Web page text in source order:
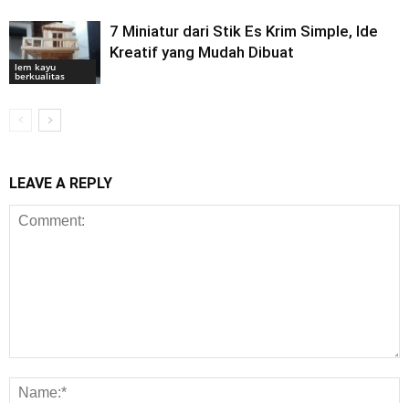
lem kayu
berkualitas
7 Miniatur dari Stik Es Krim Simple, Ide
Kreatif yang Mudah Dibuat
LEAVE A REPLY